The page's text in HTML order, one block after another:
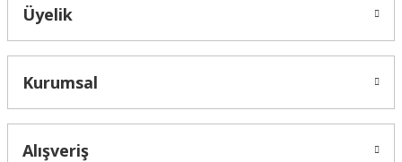
Üyelik
Kurumsal
Alışveriş